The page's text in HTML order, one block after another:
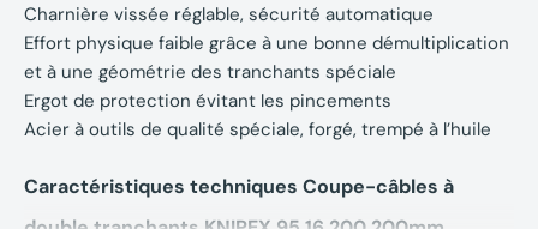
Charnière vissée réglable, sécurité automatique
Effort physique faible grâce à une bonne démultiplication
et à une géométrie des tranchants spéciale
Ergot de protection évitant les pincements
Acier à outils de qualité spéciale, forgé, trempé à l’huile
Caractéristiques techniques Coupe-câbles à